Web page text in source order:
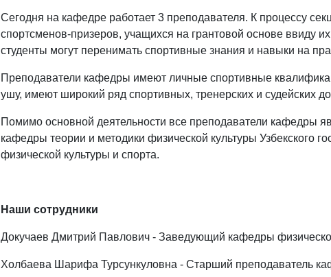
Сегодня на кафедре работает 3 преподавателя. К процессу
спортсменов-призеров, учащихся на грантовой основе ввиду
студенты могут перенимать спортивные знания и навыки на
Преподаватели кафедры имеют личные спортивные
ушу, имеют широкий ряд спортивных, тренерских и судейских
Помимо основной деятельности все преподаватели кафедры
кафедры теории и методики физической культуры Узбекского
физической культуры и спорта.
Наши сотрудники
Докучаев Дмитрий Павлович - Заведующий кафедры
Холбаева Шарифа Турсункуловна - Старший преподаватель